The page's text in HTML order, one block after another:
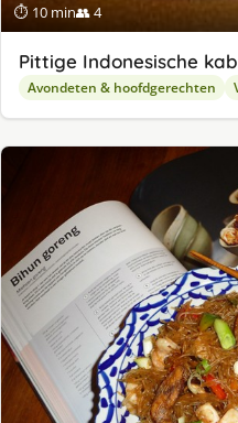
⏱ 10 min👥 4
Pittige Indonesische
Avondeten & hoofdgerechten